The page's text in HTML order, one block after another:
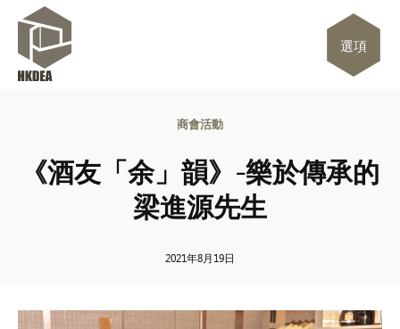
選項
商會活動
《酒友「余」韻》-樂於傳承的
梁進源先生
2021年8月19日